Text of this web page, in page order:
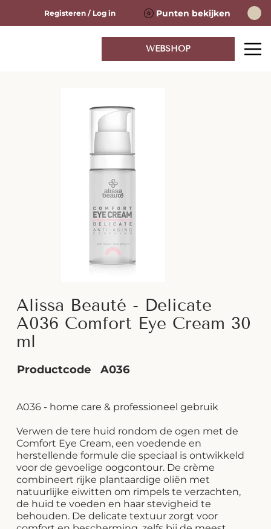
Punten bekijken
Registeren / Log in
WEBSHOP
Alissa Beauté - Delicate
A036 Comfort Eye Cream 30
ml
Productcode A036
A036 - home care & professioneel gebruik
Verwen de tere huid rondom de ogen met de
Comfort Eye Cream, een voedende en
herstellende formule die speciaal is ontwikkeld
voor de gevoelige oogcontour. De crème
combineert rijke plantaardige oliën met
natuurlijke eiwitten om rimpels te verzachten,
de huid te voeden en haar stevigheid te
behouden. De delicate textuur zorgt voor